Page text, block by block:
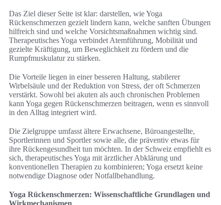
Das Ziel dieser Seite ist klar: darstellen, wie Yoga
Rückenschmerzen gezielt lindern kann, welche sanften Übungen
hilfreich sind und welche Vorsichtsmaßnahmen wichtig sind.
Therapeutisches Yoga verbindet Atemführung, Mobilität und
gezielte Kräftigung, um Beweglichkeit zu fördern und die
Rumpfmuskulatur zu stärken.
Die Vorteile liegen in einer besseren Haltung, stabilerer
Wirbelsäule und der Reduktion von Stress, der oft Schmerzen
verstärkt. Sowohl bei akuten als auch chronischen Problemen
kann Yoga gegen Rückenschmerzen beitragen, wenn es sinnvoll
in den Alltag integriert wird.
Die Zielgruppe umfasst ältere Erwachsene, Büroangestellte,
Sportlerinnen und Sportler sowie alle, die präventiv etwas für
ihre Rückengesundheit tun möchten. In der Schweiz empfiehlt es
sich, therapeutisches Yoga mit ärztlicher Abklärung und
konventionellen Therapien zu kombinieren; Yoga ersetzt keine
notwendige Diagnose oder Notfallbehandlung.
Yoga Rückenschmerzen: Wissenschaftliche Grundlagen und